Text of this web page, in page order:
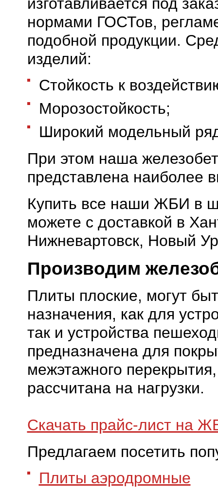
нормами ГОСТов,
подобной продукции.
изделий:
Стойкость к
Морозостойкость;
Широкий модельный
При этом наша
представлена наиболее
Купить все наши ЖБИ в
можете с доставкой в
Нижневартовск, Новый
Производим
Плиты плоские, могут
назначения, как для
так и устройства
предназначена для
межэтажного
рассчитана на нагрузки.
Скачать прайс-лист на
Предлагаем посетить
Плиты аэродромные